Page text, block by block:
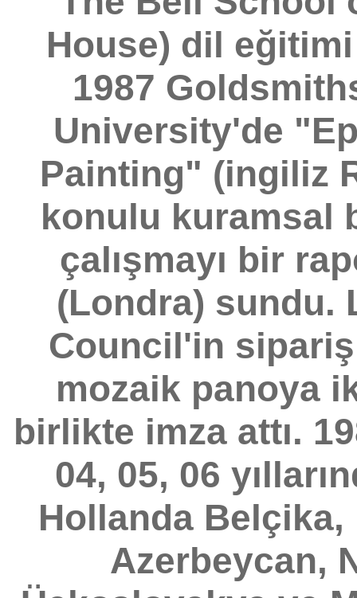
House) dil
1987
University'de
Painting" (ingiliz
konulu kuramsal
çalışmayı bir
(Londra) sundu.
Council'in
mozaik panoya
birlikte imza attı.
04, 05, 06
Hollanda Belçika,
Azerbeycan,